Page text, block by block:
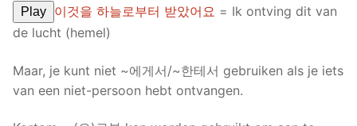
Play 이것을 하늘로부터 받았어요 = Ik ontving dit van
de lucht (hemel)
Maar, je kunt niet ~에게서/~한테서 gebruiken als je iets
van een niet-persoon hebt ontvangen.